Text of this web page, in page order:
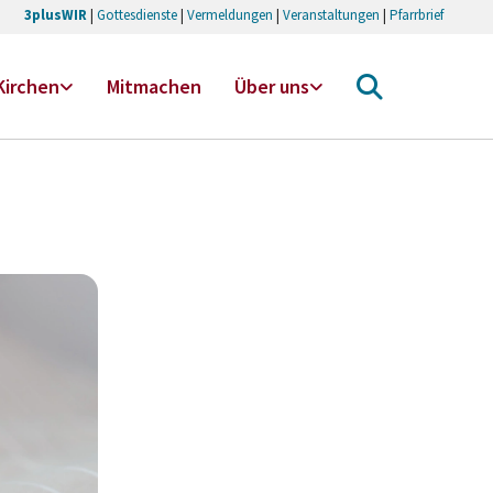
3plusWIR| Gottesdienste| Vermeldungen | Veranstaltungen | Pfarrbrief
Mitmachen Über uns